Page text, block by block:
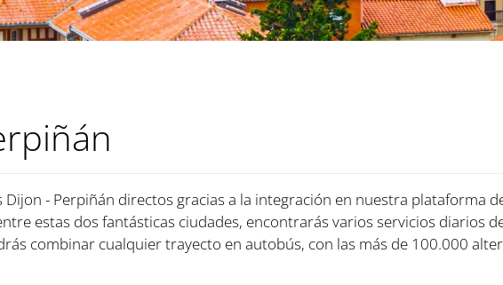
- Perpiñán directos gracias a la integración en nuestra plataforma
estas dos fantásticas ciudades, encontrarás varios servicios diarios
combinar cualquier trayecto en autobús, con las más de 100.000